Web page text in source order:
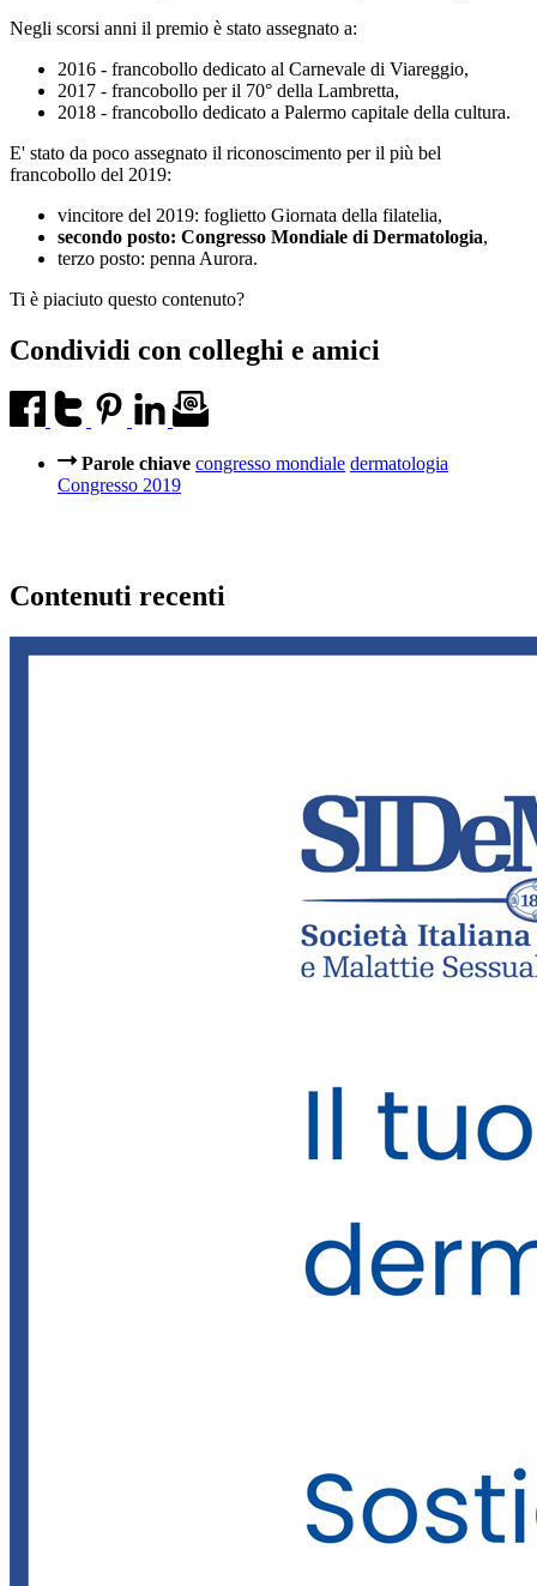
Negli scorsi anni il premio è stato assegnato a:
2016 - francobollo dedicato al Carnevale di Viareggio,
2017 - francobollo per il 70° della Lambretta,
2018 - francobollo dedicato a Palermo capitale della cultura.
E' stato da poco assegnato il riconoscimento per il più bel
francobollo del 2019:
vincitore del 2019: foglietto Giornata della filatelia,
secondo posto: Congresso Mondiale di Dermatologia,
terzo posto: penna Aurora.
Ti è piaciuto questo contenuto?
Condividi con colleghi e amici
Parole chiave congresso mondiale dermatologia
Congresso 2019
Contenuti recenti